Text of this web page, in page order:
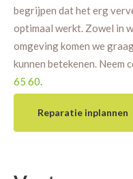
begrijpen dat het erg
optimaal werkt. Zowel in
omgeving komen we
kunnen betekenen. Neem
65 60.
Reparatie inplannen